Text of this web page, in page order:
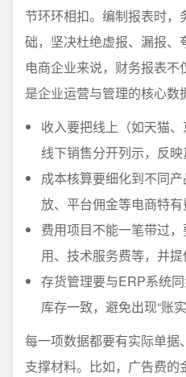
节环环相扣。编制报表时
础，坚决杜绝虚报、漏报、
电商企业来说，财务报表
是企业运营与管理的核心数
收入要把线上（如天猫
线下销售分开列示，反映
成本核算要细化到不同
放、平台佣金等电商特有
费用项目不能一笔带过
用、技术服务费等，并提
存货管理要与ERP系统
库存一致，避免出现“账实
每一项数据都要有实际单据
支撑材料。比如，广告费